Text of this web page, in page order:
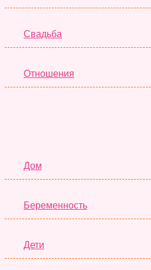
Свадьба
Отношения
Дом
Беременность
Дети